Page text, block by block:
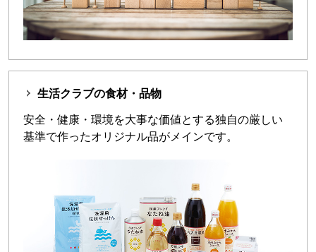
生活クラブの食材・品物
安全・健康・環境を大事な価値とする独自の厳しい
基準で作ったオリジナル品がメインです。